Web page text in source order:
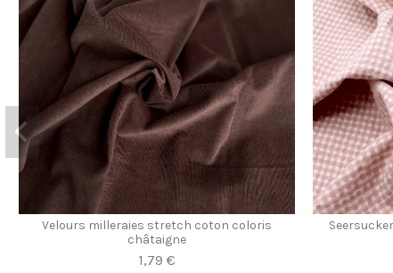
Velours milleraies stretch coton coloris
châtaigne
1,79 €